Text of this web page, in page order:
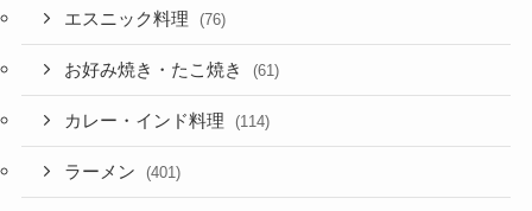
エスニック料理 (76)
お好み焼き・たこ焼き (61)
カレー・インド料理 (114)
ラーメン (401)